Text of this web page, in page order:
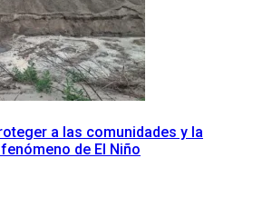
a las comunidades y la
de El Niño